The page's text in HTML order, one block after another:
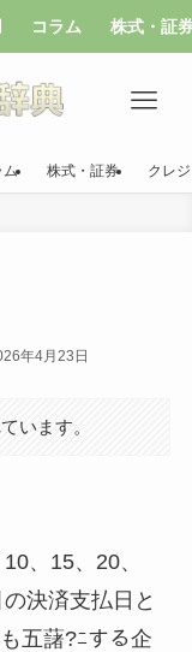
コラム 株式・証
ム 株式・証券 クレ
年4月23日
います。
、15、20、
決済支払日と
五藷?ﾆする企